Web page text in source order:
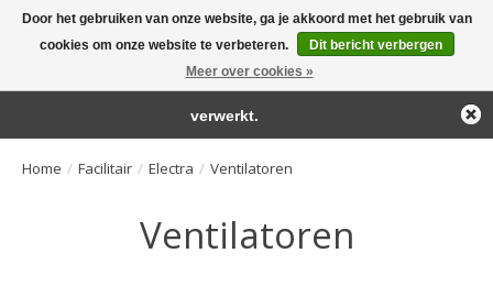
Large selection of products and fast shipping!
Home / Facilitair / Electra / Ventilatoren
Ventilatoren
Door het gebruiken van onze website, ga je akkoord met het gebruik van
cookies om onze website te verbeteren.
Dit bericht verbergen
Meer over cookies »
← Keer terug naar de backofficeDeze winkel is in aanbouw.
Eventueel geplaatste orders zullen niet worden gehonoreerd of
verwerkt.